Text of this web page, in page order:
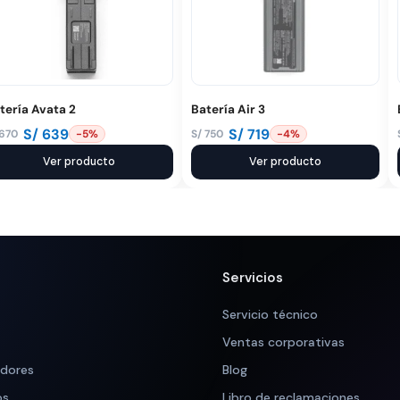
Avata 2
S/639 -5%
Ver producto
Batería Air 3
S/750
El
original
S/719
El
actual
-4%
Ver producto
Servicios
Servicio técnico
Ventas corporativas
Blog